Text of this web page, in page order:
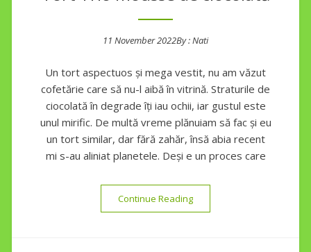
11 November 2022By :Nati
Un tort aspectuos și mega vestit, nu am văzut
cofetărie care să nu-l aibă în vitrină. Straturile de
ciocolată în degrade îți iau ochii, iar gustul este
unul mirific. De multă vreme plănuiam să fac și eu
un tort similar, dar fără zahăr, însă abia recent
mi s-au aliniat planetele. Deși e un proces care
Continue Reading“Tort Trio mousse de